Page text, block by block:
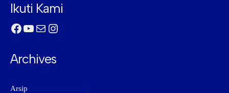
Ikuti Kami
Facebook
YouTube
MailInstagram
Archives
Arsip